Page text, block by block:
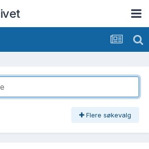
Flere søkevalg